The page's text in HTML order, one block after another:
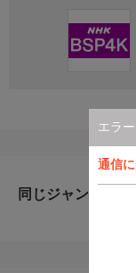
エラー
通信
同じジャンルのお